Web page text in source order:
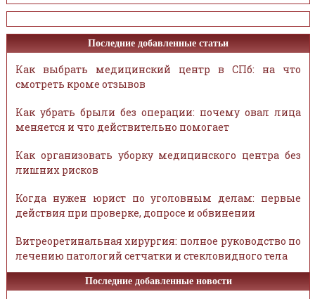
Последние добавленные статьи
Как выбрать медицинский центр в СПб: на что
смотреть кроме отзывов
Как убрать брыли без операции: почему овал лица
меняется и что действительно помогает
Как организовать уборку медицинского центра без
лишних рисков
Когда нужен юрист по уголовным делам: первые
действия при проверке, допросе и обвинении
Витреоретинальная хирургия: полное руководство по
лечению патологий сетчатки и стекловидного тела
Последние добавленные новости